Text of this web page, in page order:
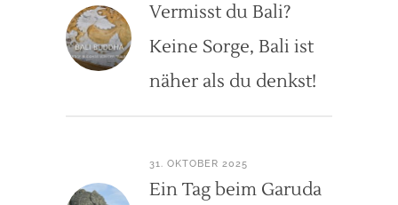
Vermisst du Bali?
Keine Sorge, Bali ist
näher als du denkst!
31. OKTOBER 2025
Ein Tag beim Garuda